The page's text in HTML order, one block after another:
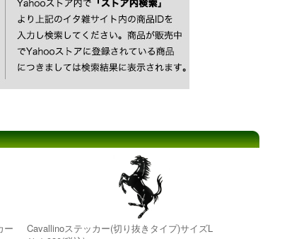
ー
Cavallinoステッカー(切り抜きタイプ)サイズL